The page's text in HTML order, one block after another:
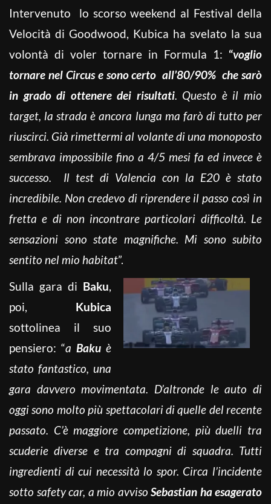
Intervenuto lo scorso weekend al Festival della
Velocità di Goodwood, Kubica ha svelato la sua
volontà di voler tornare in Formula 1: “voglio
tornare nel Circus e sono certo all’80/90% che sarò
in grado di ottenere dei risultati. Questo è il mio
target, la strada è ancora lunga ma farò di tutto per
riuscirci. Già rimettermi al volante di una monoposto
sembrava impossibile fino a 4/5 mesi fa ed invece è
successo. Il test di Valencia con la E20 è stato
incredibile. Non credevo di riprendere il passo così in
fretta e di non incontrare particolari difficoltà. Le
sensazioni sono state magnifiche. Mi sono subito
sentito nel mio habitat”.
Sulla gara di Baku,
poi, Kubica
sottolinea il suo
pensiero: “a Baku è
stato fantastico, una
gara davvero movimentata. D’altronde le auto di
oggi sono molto più spettacolari di quelle del recente
passato. C’è maggiore competizione, più duelli tra
scuderie diverse e tra compagni di squadra. Tutti
ingredienti di cui necessità lo spor. Circa l’incidente
sotto safety car, a mio avviso Sebastian ha esagerato